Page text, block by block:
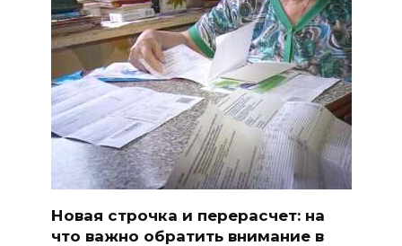
Новая строчка и перерасчет: на
что важно обратить внимание в